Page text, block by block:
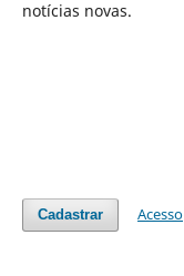
notícias novas.
Cadastrar Acesso